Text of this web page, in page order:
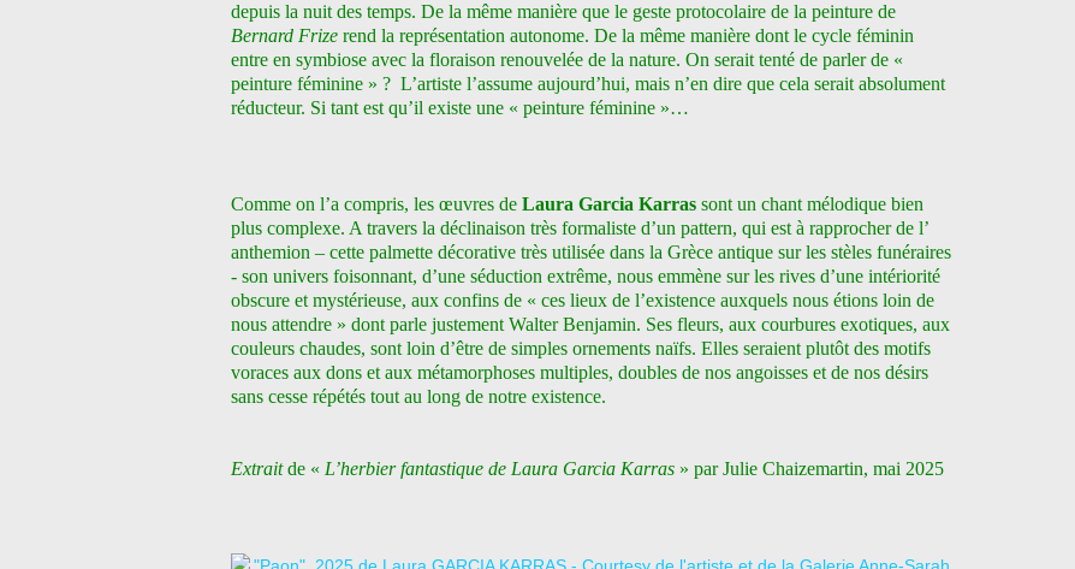
depuis la nuit des temps. De la même manière que le geste protocolaire de la peinture de
Bernard Frize rend la représentation autonome. De la même manière dont le cycle féminin
entre en symbiose avec la floraison renouvelée de la nature. On serait tenté de parler de «
peinture féminine » ? L’artiste l’assume aujourd’hui, mais n’en dire que cela serait absolument
réducteur. Si tant est qu’il existe une « peinture féminine »…
Comme on l’a compris, les œuvres de Laura Garcia Karras sont un chant mélodique bien
plus complexe. A travers la déclinaison très formaliste d’un pattern, qui est à rapprocher de l’
anthemion – cette palmette décorative très utilisée dans la Grèce antique sur les stèles funéraires
- son univers foisonnant, d’une séduction extrême, nous emmène sur les rives d’une intériorité
obscure et mystérieuse, aux confins de « ces lieux de l’existence auxquels nous étions loin de
nous attendre » dont parle justement Walter Benjamin. Ses fleurs, aux courbures exotiques, aux
couleurs chaudes, sont loin d’être de simples ornements naïfs. Elles seraient plutôt des motifs
voraces aux dons et aux métamorphoses multiples, doubles de nos angoisses et de nos désirs
sans cesse répétés tout au long de notre existence.
Extraitde « L’herbier fantastique de Laura Garcia Karras » par Julie Chaizemartin, mai 2025